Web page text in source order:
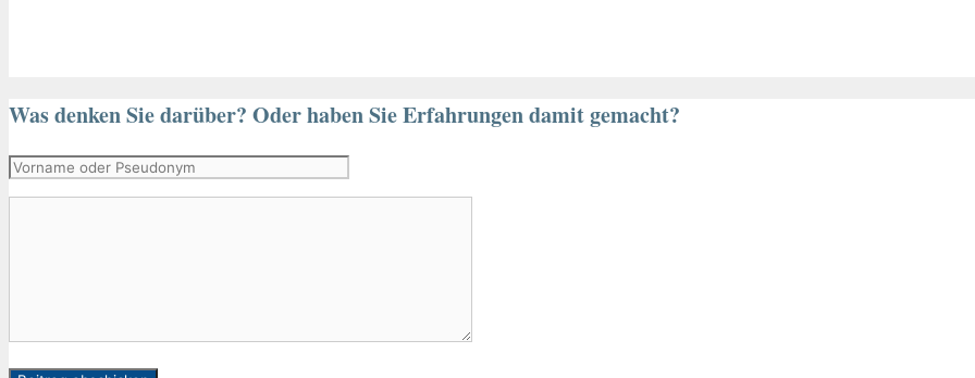
Was denken Sie darüber? Oder haben Sie Erfahrungen damit gemacht?
Vorname